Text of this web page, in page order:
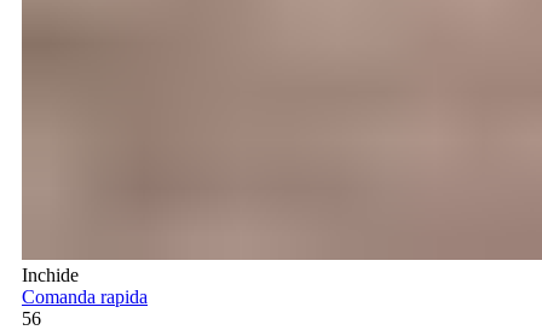
Inchide
Comanda rapida
56